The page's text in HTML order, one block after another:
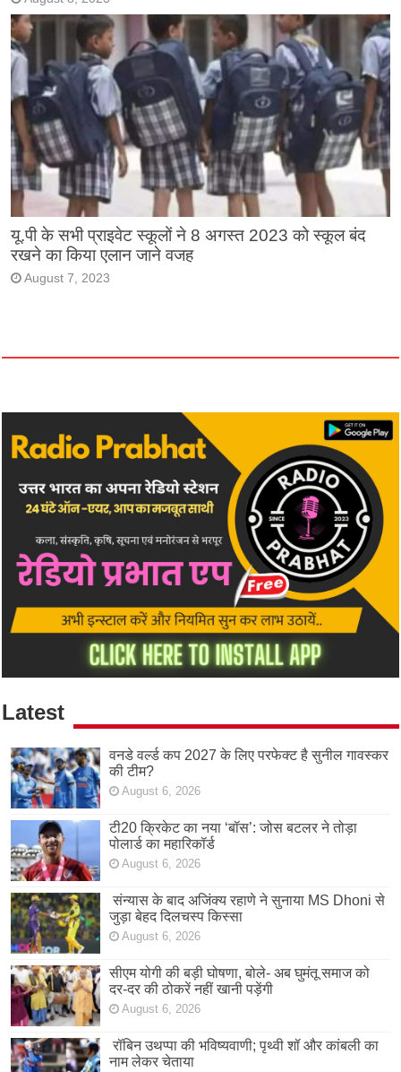
यू.पी के सभी प्राइवेट स्कूलों ने 8 अगस्त 2023 को स्कूल बंद
रखने का किया एलान जाने वजह
August 7, 2023
Latest
वनडे वर्ल्ड कप 2027 के लिए परफेक्ट है सुनील गावस्कर
की टीम?
August 6, 2026
टी20 क्रिकेट का नया ‘बॉस’: जोस बटलर ने तोड़ा
पोलार्ड का महारिकॉर्ड
August 6, 2026
संन्यास के बाद अजिंक्‍य रहाणे ने सुनाया MS Dhoni से
जुड़ा बेहद दिलचस्प किस्सा
August 6, 2026
सीएम योगी की बड़ी घोषणा, बोले- अब घुमंतू समाज को
दर-दर की ठोकरें नहीं खानी पड़ेंगी
August 6, 2026
रॉबिन उथप्पा की भविष्यवाणी; पृथ्वी शॉ और कांबली का
नाम लेकर चेताया